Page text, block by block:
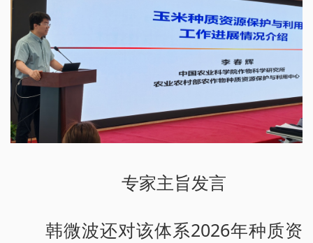
专家主旨发言
韩微波还对该体系2026年种质资